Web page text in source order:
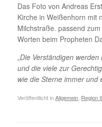
Das Foto von Andreas
Kirche in Weißenhorn mit
Milchstraße. passend
Worten beim Propheten
„Die Verständigen
und die viele zur
wie die Sterne immer und
Veröffentlicht inAllgemein Region